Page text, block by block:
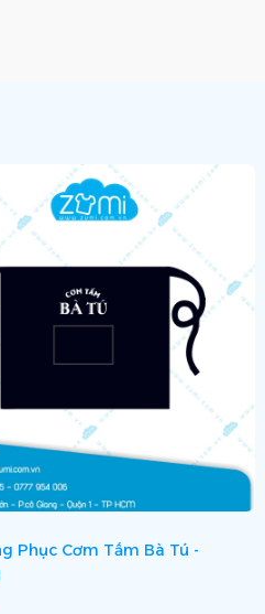
Phục Cơm Tấm Bà Tú -